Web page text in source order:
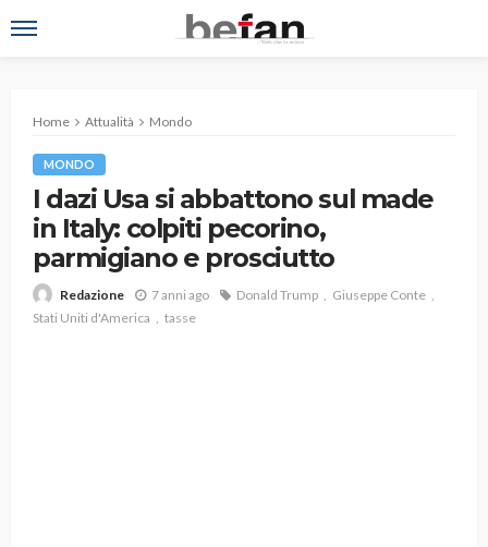
Home Attualità Mondo
MONDO
I dazi Usa si abbattono sul made
in Italy: colpiti pecorino,
parmigiano e prosciutto
Redazione 7 anni ago Donald Trump
Giuseppe Conte
Stati Uniti d'America
tasse